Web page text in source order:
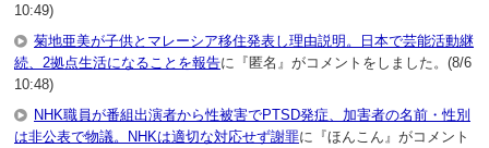
10:49)
菊地亜美が子供とマレーシア移住発表し理由説明。日本で芸能活動継
続、2拠点生活になることを報告に『匿名』がコメントをしました。(8/6
10:48)
NHK職員が番組出演者から性被害でPTSD発症、加害者の名前・性別
は非公表で物議。NHKは適切な対応せず謝罪に『ほんこん』がコメント